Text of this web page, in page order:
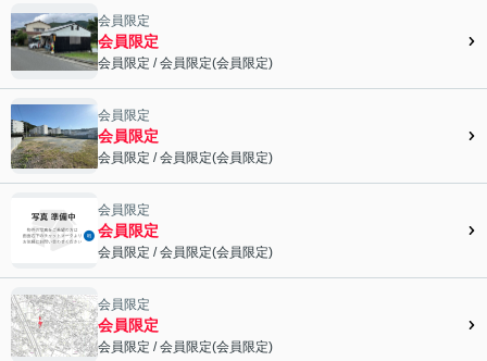
会員限定">
会員限定
会員限定
会員限定 /会員限定(会員限定)
会員限定">
会員限定
会員限定
会員限定 /会員限定(会員限定)
会員限定">
会員限定
会員限定
会員限定 /会員限定(会員限定)
会員限定
会員限定
会員限定 /会員限定(会員限定)